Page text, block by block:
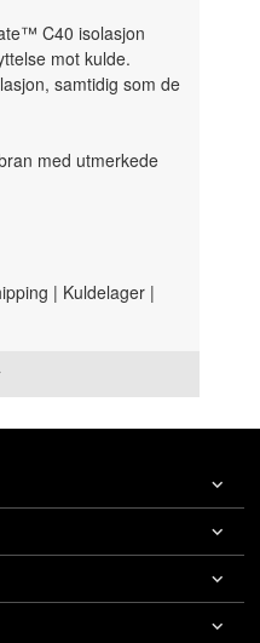
C40 isolasjon
mot kulde.
samtidig som de
med utmerkede
| Kuldelager |